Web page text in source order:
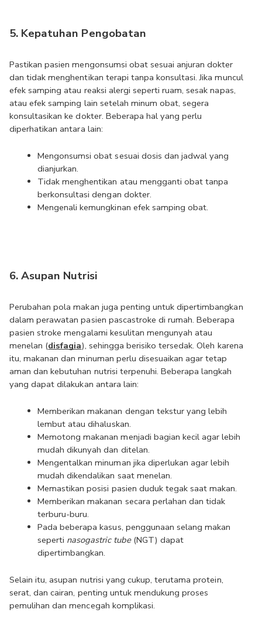
5. Kepatuhan Pengobatan
Pastikan pasien mengonsumsi obat sesuai anjuran dokter
dan tidak menghentikan terapi tanpa konsultasi. Jika muncul
efek samping atau reaksi alergi seperti ruam, sesak napas,
atau efek samping lain setelah minum obat, segera
konsultasikan ke dokter. Beberapa hal yang perlu
diperhatikan antara lain:
Mengonsumsi obat sesuai dosis dan jadwal yang
dianjurkan.
Tidak menghentikan atau mengganti obat tanpa
berkonsultasi dengan dokter.
Mengenali kemungkinan efek samping obat.
6. Asupan Nutrisi
Perubahan pola makan juga penting untuk dipertimbangkan
dalam perawatan pasien pascastroke di rumah. Beberapa
pasien stroke mengalami kesulitan mengunyah atau
menelan (disfagia), sehingga berisiko tersedak. Oleh karena
itu, makanan dan minuman perlu disesuaikan agar tetap
aman dan kebutuhan nutrisi terpenuhi. Beberapa langkah
yang dapat dilakukan antara lain:
Memberikan makanan dengan tekstur yang lebih
lembut atau dihaluskan.
Memotong makanan menjadi bagian kecil agar lebih
mudah dikunyah dan ditelan.
Mengentalkan minuman jika diperlukan agar lebih
mudah dikendalikan saat menelan.
Memastikan posisi pasien duduk tegak saat makan.
Memberikan makanan secara perlahan dan tidak
terburu-buru.
Pada beberapa kasus, penggunaan selang makan
seperti nasogastric tube (NGT) dapat
dipertimbangkan.
Selain itu, asupan nutrisi yang cukup, terutama protein,
serat, dan cairan, penting untuk mendukung proses
pemulihan dan mencegah komplikasi.